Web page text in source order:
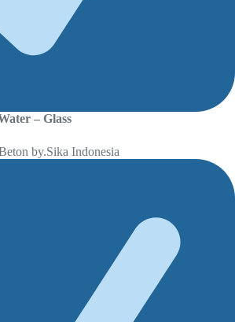
– Glass
by.Sika Indonesia